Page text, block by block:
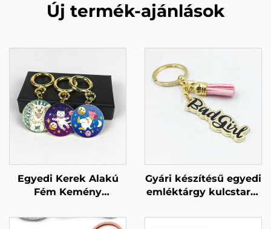
Új termék-ajánlások
Egyedi Kerek Alakú
Fém Kemény
Kulcstartó Eladó
Gyári készítésű egyedi
emléktárgy kulcstartó
nőnek